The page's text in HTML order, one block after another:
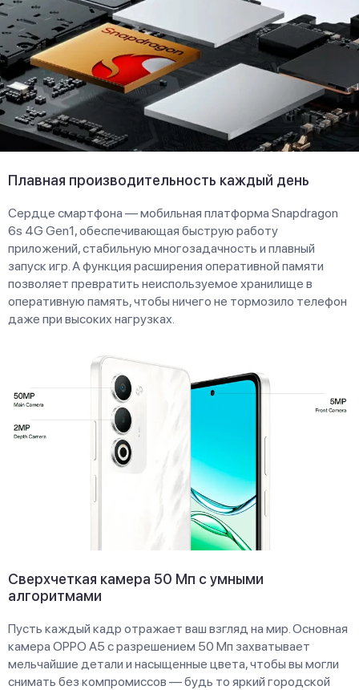
Плавная производительность каждый день
Сердце смартфона — мобильная платформа Snapdragon
6s 4G Gen1, обеспечивающая быструю работу
приложений, стабильную многозадачность и плавный
запуск игр. А функция расширения оперативной памяти
позволяет превратить неиспользуемое хранилище в
оперативную память, чтобы ничего не тормозило телефон
даже при высоких нагрузках.
Сверхчеткая камера 50 Мп с умными
алгоритмами
Пусть каждый кадр отражает ваш взгляд на мир. Основная
камера OPPO A5 с разрешением 50 Мп захватывает
мельчайшие детали и насыщенные цвета, чтобы вы могли
снимать без компромиссов — будь то яркий городской